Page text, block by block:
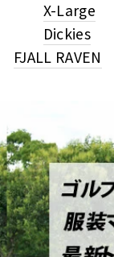
X-Large
Dickies
FJALL RAVEN